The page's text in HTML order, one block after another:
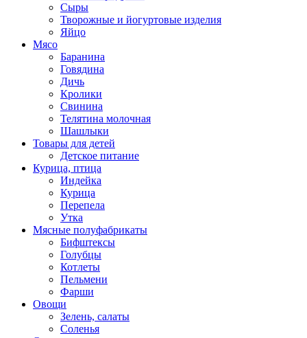
Сыры
Творожные и йогуртовые изделия
Яйцо
Мясо
Баранина
Говядина
Дичь
Кролики
Свинина
Телятина молочная
Шашлыки
Товары для детей
Детское питание
Курица, птица
Индейка
Курица
Перепела
Утка
Мясные полуфабрикаты
Бифштексы
Голубцы
Котлеты
Пельмени
Фарши
Овощи
Зелень, салаты
Соленья